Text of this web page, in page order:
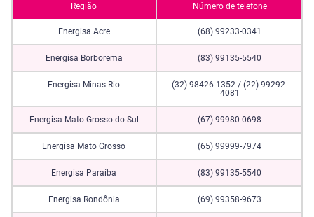
Região Número de telefone
Energisa Acre (68) 99233-0341
Energisa Borborema (83) 99135-5540
Energisa Minas Rio
(32) 98426-1352 / (22) 99292-
4081
Energisa Mato Grosso do Sul (67) 99980-0698
Energisa Mato Grosso (65) 99999-7974
Energisa Paraíba (83) 99135-5540
Energisa Rondônia (69) 99358-9673